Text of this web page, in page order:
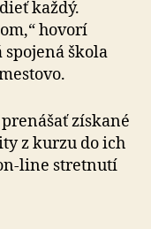
každý.
hovorí
škola
získané
z kurzu do ich
line stretnutí